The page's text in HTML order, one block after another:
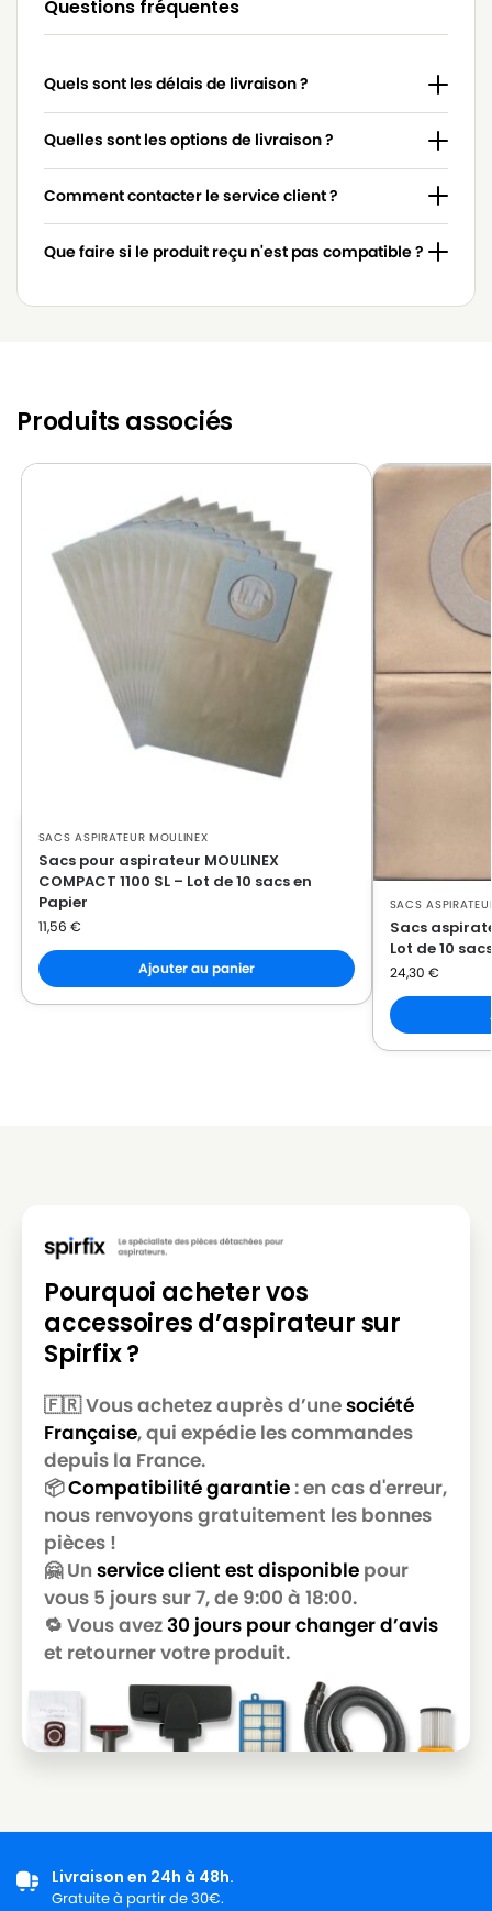
MOULINEX
MOULINEX W51
MOULINEX
MOULINEX W53
MOULINEX
MOULINEX W54
Questions fréquentes
Quels sont les délais de livraison ?
Quelles sont les options de livraison ?
Comment contacter le service client ?
Que faire si le produit reçu n'est pas compatible ?
Produits associés
SACS ASPIRATEUR MOULINEX
Sacs pour aspirateur MOULINEX
COMPACT 1100 SL – Lot de 10 sacs en
Papier
11,56 €
Ajouter au panier
SACS
Sacs
Lot de 10
24,30 €
Pourquoi acheter vos
accessoires d’aspirateur sur
Spirfix ?
🇫🇷 Vous achetez auprès d’unesociété
Française, qui expédie les commandes
depuis la France.
📦Compatibilité garantie: en cas d'erreur,
nous renvoyons gratuitement les bonnes
pièces !
🤗 Un service client est disponible pour
vous 5 jours sur 7, de 9:00 à 18:00.
🔁 Vous avez30 jours pour changer d’avis
et retourner votre produit.
Livraison en 24h à 48h.
Gratuite à partir de 30€.